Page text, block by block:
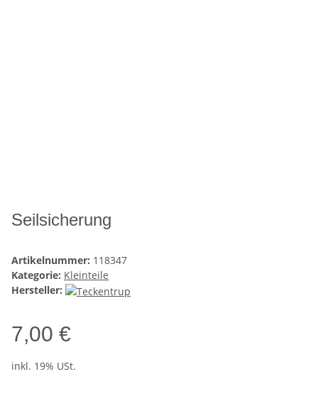
Seilsicherung
Artikelnummer: 118347
Kategorie: Kleinteile
Hersteller:
7,00 €
inkl. 19% USt.